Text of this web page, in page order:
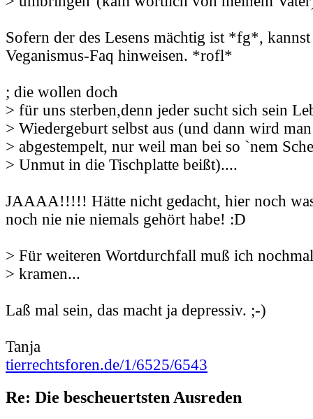
Sofern der des Lesens mächtig ist *fg*,
Veganismus-Faq hinweisen. *rofl*
; die wollen doch
> für uns sterben,denn jeder sucht sich sein
> Wiedergeburt selbst aus (und dann wird
> abgestempelt, nur weil man bei so `nem
> Unmut in die Tischplatte beißt)....
JAAAA!!!!! Hätte nicht gedacht, hier noch
noch nie nie niemals gehört habe! :D
> Für weiteren Wortdurchfall muß ich
> kramen...
Laß mal sein, das macht ja depressiv. ;-)
Tanja
tierrechtsforen.de/1/6525/6543
Re: Die bescheuertsten Ausreden